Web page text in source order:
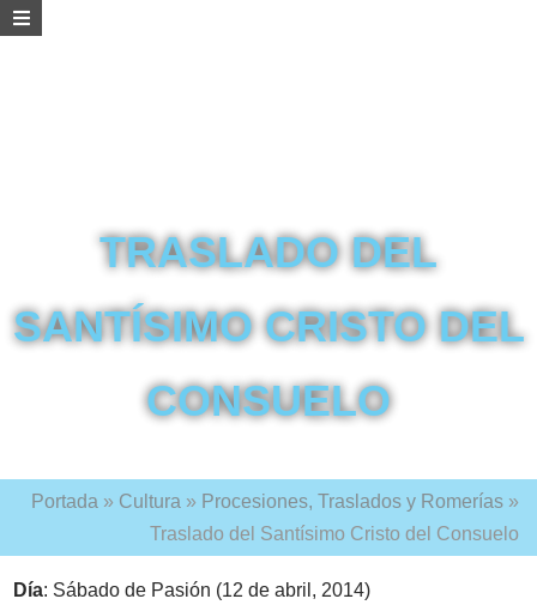
TRASLADO DEL
SANTÍSIMO CRISTO DEL
CONSUELO
Portada » Cultura » Procesiones, Traslados y Romerías »
Traslado del Santísimo Cristo del Consuelo
Día: Sábado de Pasión (12 de abril, 2014)